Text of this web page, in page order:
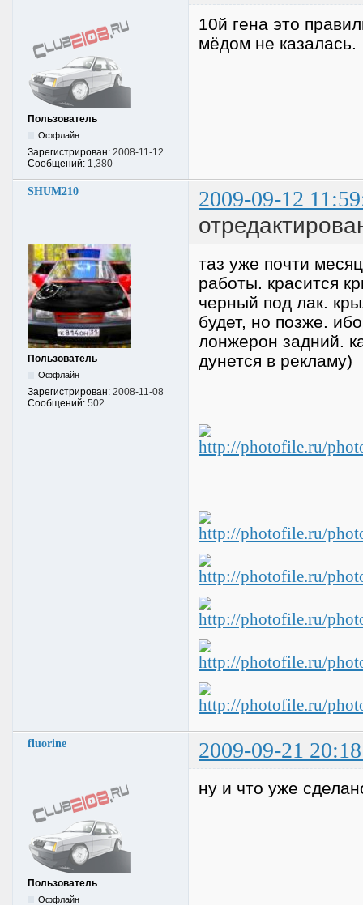
Пользователь
Оффлайн
Зарегистрирован: 2008-11-12
Сообщений: 1,380
10й гена это
мёдом не казалась.
SHUM210 2009-09-12
Пользователь
Оффлайн
Зарегистрирован: 2008-11-08
Сообщений: 502
таз уже почти
работы. красится
черный под лак.
будет, но позже.
лонжерон задний.
дунется в рекламу)
fluorine 2009-09-21
Пользователь
Оффлайн
ну и что уже